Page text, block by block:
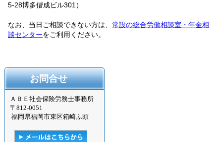
5-28博多偕成ビル301）
なお、当日ご相談できない方は、 常設の総合労働相談室・年金相
談センターをご利用ください。
お問合せ
ＡＢＥ社会保険労務士事務所
〒 812-0051
福岡県福岡市東区箱崎ふ頭